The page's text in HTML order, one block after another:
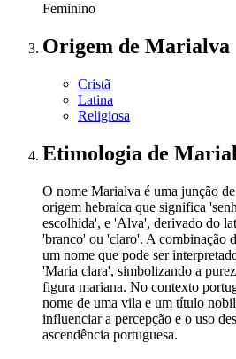
Feminino
Origem de Marialva
Cristã
Latina
Religiosa
Etimologia de
O nome Marialva é uma junção
origem hebraica que significa
escolhida', e 'Alva', derivado do
'branco' ou 'claro'. A combinação
um nome que pode ser
'Maria clara', simbolizando a
figura mariana. No contexto
nome de uma vila e um título
influenciar a percepção e o uso
ascendência portuguesa.